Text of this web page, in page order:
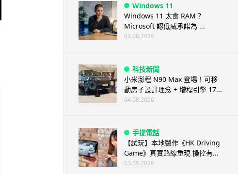
Windows 11
Windows 11 太食 RAM？
Microsoft 認低威承諾為 ...
04.08.2026
科技新聞
小米澎程 N90 Max 登場！可移
動房子設計理念 + 增程引擎 17...
04.08.2026
手提電話
【試玩】本地製作《HK Driving
Game》真實路線重現 操控有...
03.08.2026